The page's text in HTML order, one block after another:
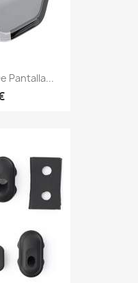
Pantalla...